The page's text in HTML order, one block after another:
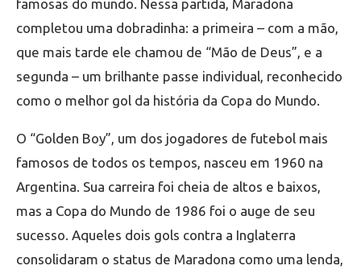
famosas do mundo. Nessa partida, Maradona
completou uma dobradinha: a primeira – com a mão,
que mais tarde ele chamou de “Mão de Deus”, e a
segunda – um brilhante passe individual, reconhecido
como o melhor gol da história da Copa do Mundo.
O “Golden Boy”, um dos jogadores de futebol mais
famosos de todos os tempos, nasceu em 1960 na
Argentina. Sua carreira foi cheia de altos e baixos,
mas a Copa do Mundo de 1986 foi o auge de seu
sucesso. Aqueles dois gols contra a Inglaterra
consolidaram o status de Maradona como uma lenda,